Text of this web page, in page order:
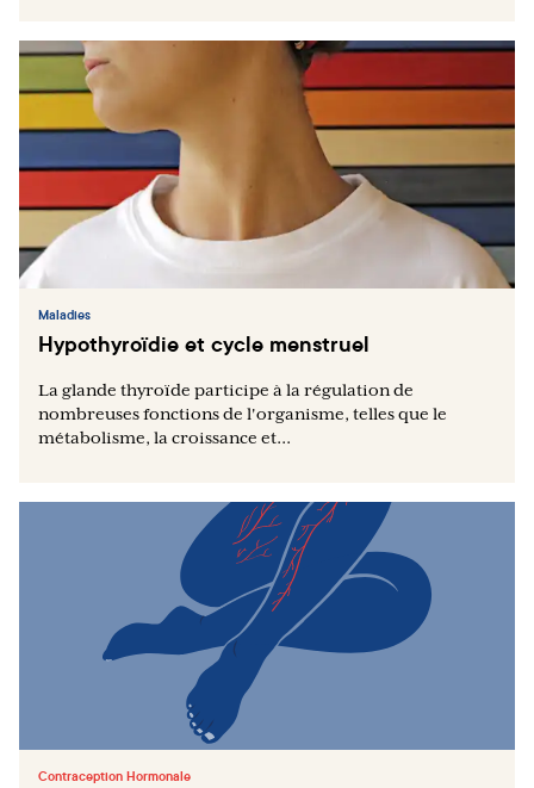
Maladies
Hypothyroïdie et cycle menstruel
La glande thyroïde participe à la régulation de
nombreuses fonctions de l'organisme, telles que le
métabolisme, la croissance et...
Contraception Hormonale